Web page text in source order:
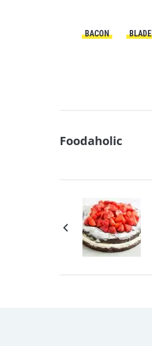
BACON
Foodaholic